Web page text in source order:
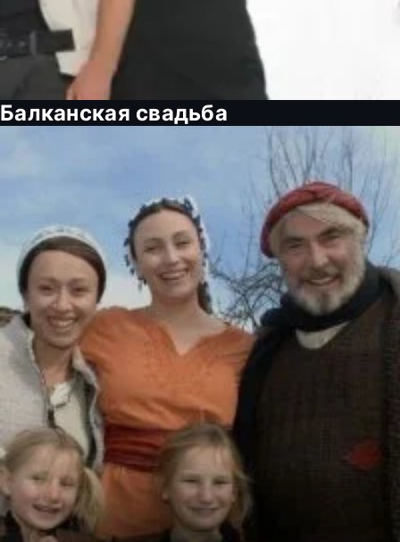
Балканская свадьба